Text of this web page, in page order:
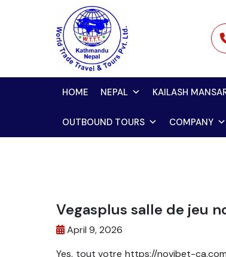
HOME NEPAL KAILASH
OUTBOUND TOURS COMPANY
Vegasplus salle de jeu
April 9, 2026
Yes, tout votrehttps://novibet-